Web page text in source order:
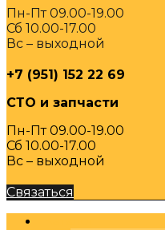
Пн-Пт 09.00-19.00
Сб 10.00-17.00
Вс – выходной
+7 (951) 152 22 69
СТО и запчасти
Пн-Пт 09.00-19.00
Сб 10.00-17.00
Вс – выходной
Связаться